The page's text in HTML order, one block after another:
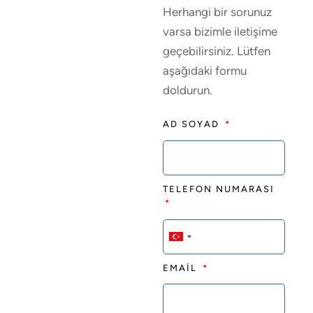
Herhangi bir sorunuz
varsa bizimle iletişime
geçebilirsiniz. Lütfen
aşağıdaki formu
doldurun.
AD SOYAD
TELEFON NUMARASI
T
u
r
EMAİL